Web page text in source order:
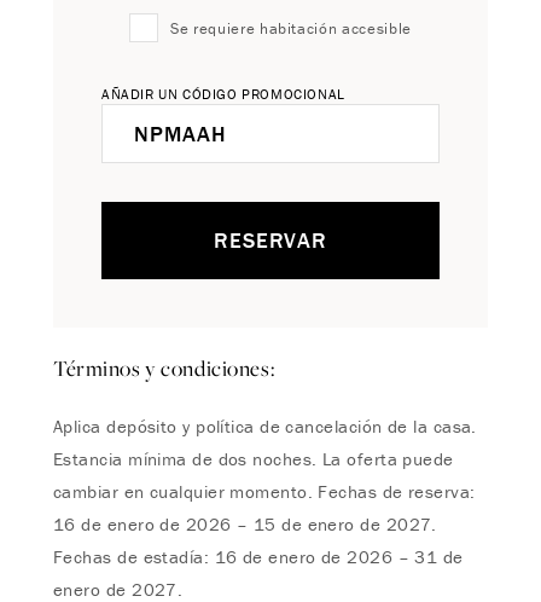
Se requiere habitación accesible
AÑADIR UN CÓDIGO PROMOCIONAL
RESERVAR
Términos y condiciones:
Aplica depósito y política de cancelación de la casa.
Estancia mínima de dos noches. La oferta puede
cambiar en cualquier momento. Fechas de reserva:
16 de enero de 2026 – 15 de enero de 2027.
Fechas de estadía: 16 de enero de 2026 – 31 de
enero de 2027.